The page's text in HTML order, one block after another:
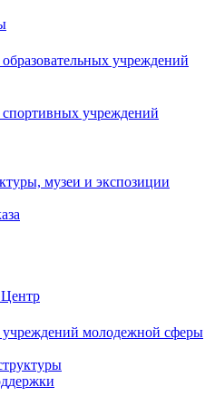
учреждений
учреждений
музеи и экспозиции
молодежной сферы